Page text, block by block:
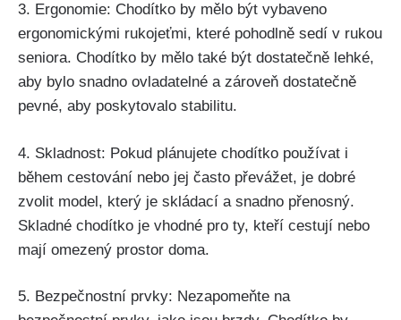
3. Ergonomie: Chodítko by mělo být vybaveno
ergonomickými rukojeťmi, které pohodlně sedí v ‌rukou
seniora. Chodítko by mělo také být dostatečně⁣ lehké,
aby bylo snadno ⁢ovladatelné a zároveň​ dostatečně
pevné, ⁤aby⁢ poskytovalo stabilitu.
4. Skladnost: ‌Pokud plánujete chodítko používat i
během cestování nebo‍ jej často převážet, je ‌dobré
zvolit model, který je skládací a snadno přenosný.
Skladné chodítko je vhodné pro ty, kteří​ cestují ‌nebo
mají omezený prostor‌ doma.
5. Bezpečnostní prvky: Nezapomeňte na